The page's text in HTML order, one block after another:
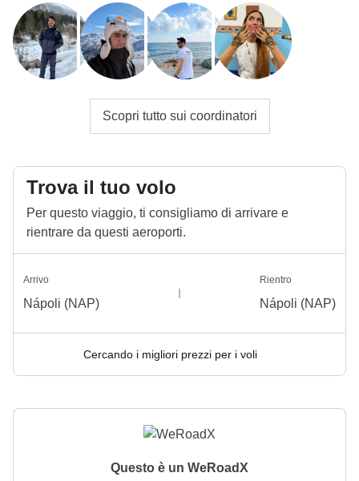
Scopri tutto sui coordinatori
Trova il tuo volo
Per questo viaggio, ti consigliamo di arrivare e
rientrare da questi aeroporti.
Arrivo
Nápoli (NAP)
Rientro
Nápoli (NAP)
Cercando i migliori prezzi per i voli
Questo è un WeRoadX